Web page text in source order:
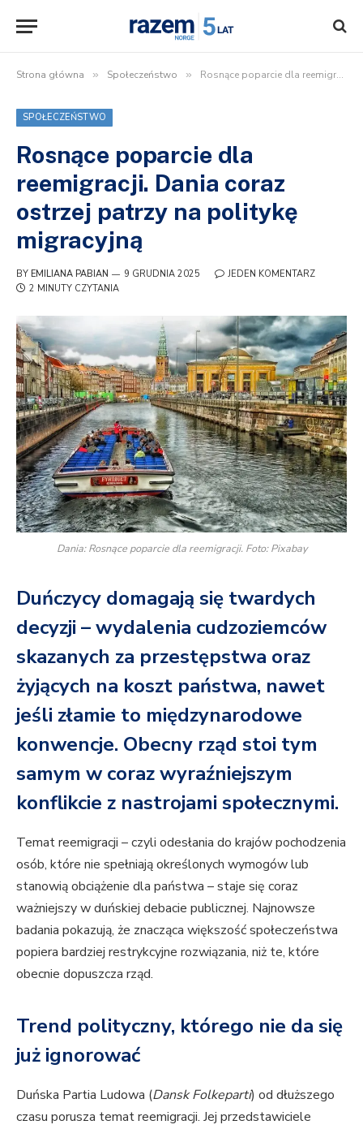
Strona główna » Społeczeństwo » Rosnące poparcie dla reemigracji. Dania coraz ostrzej patrzy na politykę migracyjną
SPOŁECZEŃSTWO
Rosnące poparcie dla
reemigracji. Dania coraz
ostrzej patrzy na politykę
migracyjną
BY EMILIANA PABIAN 9 GRUDNIA 2025
JEDEN KOMENTARZ
2 MINUTY CZYTANIA
Dania: Rosnące poparcie dla reemigracji. Foto: Pixabay
Duńczycy domagają się twardych
decyzji – wydalenia cudzoziemców
skazanych za przestępstwa oraz
żyjących na koszt państwa, nawet
jeśli złamie to międzynarodowe
konwencje. Obecny rząd stoi tym
samym w coraz wyraźniejszym
konflikcie z nastrojami społecznymi.
Temat reemigracji – czyli odesłania do krajów pochodzenia
osób, które nie spełniają określonych wymogów lub
stanowią obciążenie dla państwa – staje się coraz
ważniejszy w duńskiej debacie publicznej. Najnowsze
badania pokazują, że znacząca większość społeczeństwa
popiera bardziej restrykcyjne rozwiązania, niż te, które
obecnie dopuszcza rząd.
Trend polityczny, którego nie da się
już ignorować
Duńska Partia Ludowa (Dansk Folkeparti) od dłuższego
czasu porusza temat reemigracji. Jej przedstawiciele